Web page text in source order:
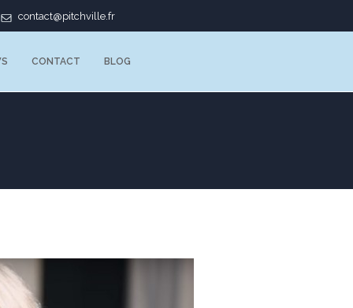
contact@pitchville.fr
CONTACT BLOG